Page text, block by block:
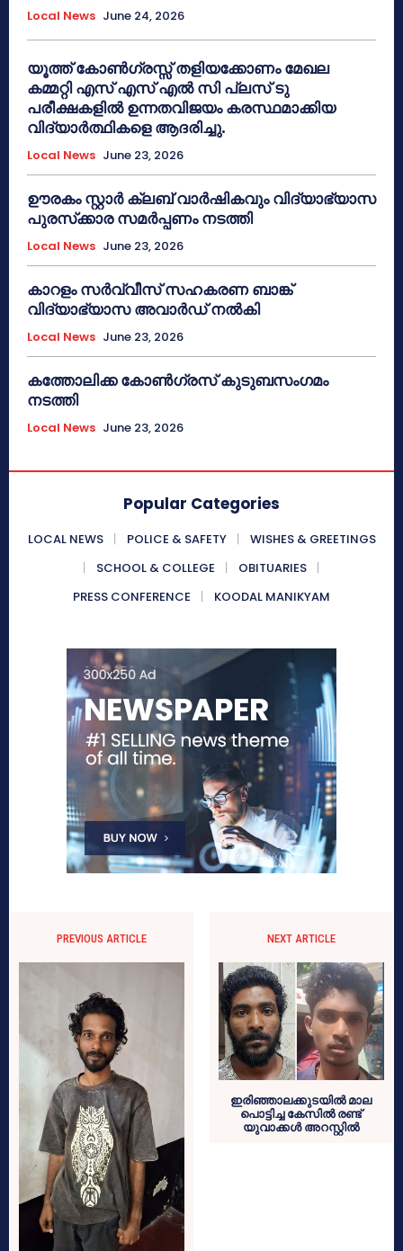
Local News June 24, 2026
യൂത്ത് കോൺഗ്രസ്സ് തളിയക്കോണം മേഖല
കമ്മറ്റി എസ് എസ് എൽ സി പ്ലസ് ടു
പരീക്ഷകളിൽ ഉന്നതവിജയം കരസ്ഥമാക്കിയ
വിദ്യാർത്ഥികളെ ആദരിച്ചു.
Local News June 23, 2026
ഊരകം സ്റ്റാർ ക്ലബ് വാർഷികവും വിദ്യാഭ്യാസ
പുരസ്‌ക്കാര സമർപ്പണം നടത്തി
Local News June 23, 2026
കാറളം സർവ്വീസ് സഹകരണ ബാങ്ക്
വിദ്യാഭ്യാസ അവാർഡ് നൽകി
Local News June 23, 2026
കത്തോലിക്ക കോൺഗ്രസ് കുടുബസംഗമം
നടത്തി
Local News June 23, 2026
Popular Categories
LOCAL NEWS POLICE & SAFETY
WISHES & GREETINGS
SCHOOL & COLLEGE
OBITUARIES
PRESS CONFERENCE
KOODAL MANIKYAM
PREVIOUS ARTICLE NEXT ARTICLE
ഇരിഞ്ഞാലക്കുടയിൽ മാല
പൊട്ടിച്ച കേസില്‍ രണ്ട്
യുവാക്കള്‍ അറസ്റ്റില്‍